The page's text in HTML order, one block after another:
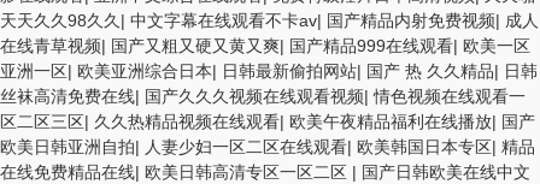
天天久久98久久 | 中文字幕在线观看不卡av| 国产精品内射免费视频| 成人
在线青草视频| 国产又粗又硬又黄又爽| 国产精品999在线观看| 欧美一区
亚洲一区| 欧美亚洲综合日本| 日韩最新偷拍网站| 国产 热 久久精品| 日韩
丝袜高清免费在线| 国产久久久视频在线观看视频|情色视频在线观看一
区二区三区| 久久热精品视频在线观看| 欧美午夜精品福利在线播放| 国产
欧美日韩亚洲自拍| 人妻少妇一区二区在线观看| 欧美韩国日本专区| 精品
在线免费精品在线| 欧美日韩高清专区一区二区 | 国产日韩欧美在线中文